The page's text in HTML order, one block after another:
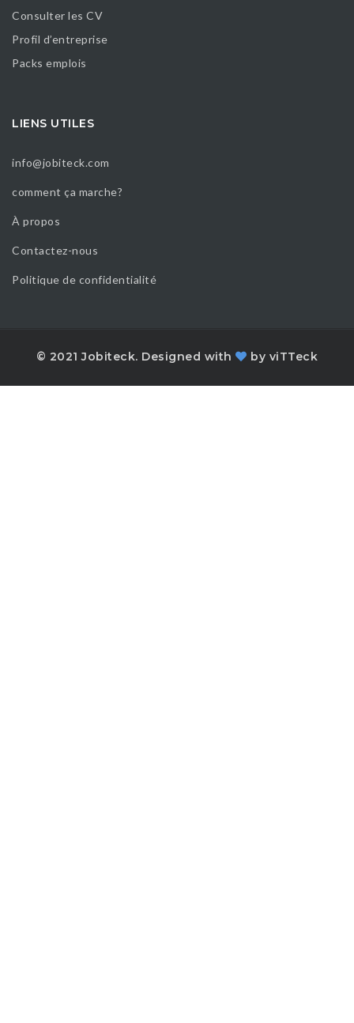
Consulter les CV
Profil d’entreprise
Packs emplois
LIENS UTILES
info@jobiteck.com
comment ça marche?
À propos
Contactez-nous
Politique de confidentialité
© 2021 Jobiteck. Designed with by viTTeck